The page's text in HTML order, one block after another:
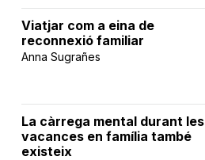
Viatjar com a eina de
reconnexió familiar
Anna Sugrañes
La càrrega mental durant les
vacances en família també
existeix